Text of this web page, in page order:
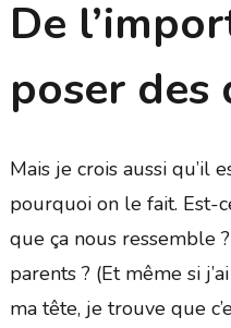
De
poser des
Mais je crois aussi qu’il
pourquoi on le fait. Est-
que ça nous ressemble
parents ? (Et même si
ma tête, je trouve que